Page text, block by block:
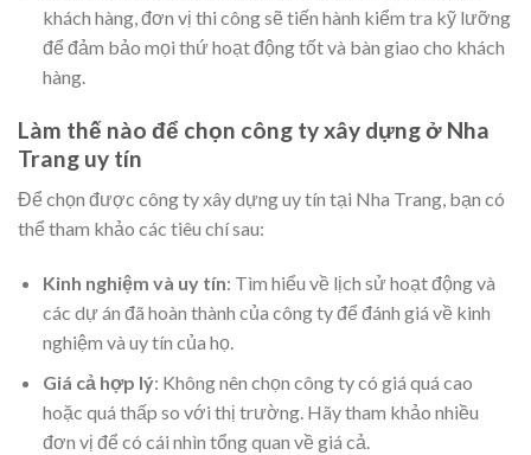
khách hàng, đơn vị thi công sẽ tiến hành kiểm tra kỹ lưỡng
để đảm bảo mọi thứ hoạt động tốt và bàn giao cho khách
hàng.
Làm thế nào để chọn công ty xây dựng ở Nha
Trang uy tín
Để chọn được công ty xây dựng uy tín tại Nha Trang, bạn có
thể tham khảo các tiêu chí sau:
Kinh nghiệm và uy tín: Tìm hiểu về lịch sử hoạt động và
các dự án đã hoàn thành của công ty để đánh giá về kinh
nghiệm và uy tín của họ.
Giá cả hợp lý: Không nên chọn công ty có giá quá cao
hoặc quá thấp so với thị trường. Hãy tham khảo nhiều
đơn vị để có cái nhìn tổng quan về giá cả.